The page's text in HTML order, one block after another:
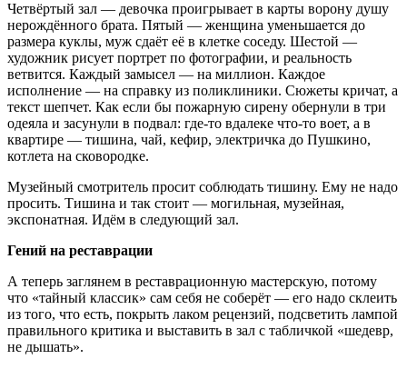
Четвёртый зал — девочка проигрывает в карты ворону душу
нерождённого брата. Пятый — женщина уменьшается до
размера куклы, муж сдаёт её в клетке соседу. Шестой —
художник рисует портрет по фотографии, и реальность
ветвится. Каждый замысел — на миллион. Каждое
исполнение — на справку из поликлиники. Сюжеты кричат, а
текст шепчет. Как если бы пожарную сирену обернули в три
одеяла и засунули в подвал: где-то вдалеке что-то воет, а в
квартире — тишина, чай, кефир, электричка до Пушкино,
котлета на сковородке.
Музейный смотритель просит соблюдать тишину. Ему не надо
просить. Тишина и так стоит — могильная, музейная,
экспонатная. Идём в следующий зал.
Гений на реставрации
А теперь заглянем в реставрационную мастерскую, потому
что «тайный классик» сам себя не соберёт — его надо склеить
из того, что есть, покрыть лаком рецензий, подсветить лампой
правильного критика и выставить в зал с табличкой «шедевр,
не дышать».